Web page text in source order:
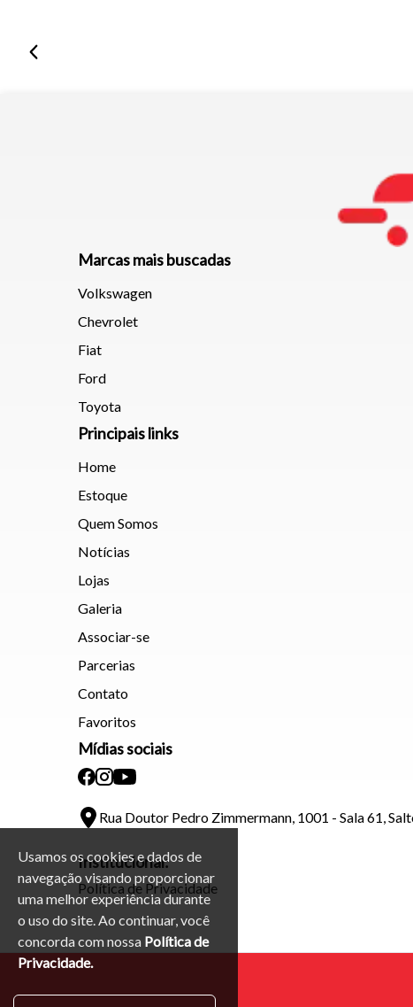
Usamos os cookies e dados de
navegação visando proporcionar
uma melhor experiência durante
o uso do site. Ao continuar, você
concorda com nossa Política de
Privacidade.
Marcas mais buscadas
Volkswagen
Chevrolet
Fiat
Ford
Toyota
Principais links
Home
Estoque
Quem Somos
Notícias
Lojas
Galeria
Associar-se
Parcerias
Contato
Favoritos
Mídias sociais
Rua Doutor Pedro Zimmermann, 1001 - Sala 61,
Institucional:
Política de Privacidade